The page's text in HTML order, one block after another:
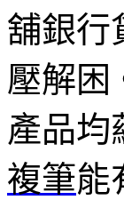
舖銀行
壓解困
產品均
複筆能